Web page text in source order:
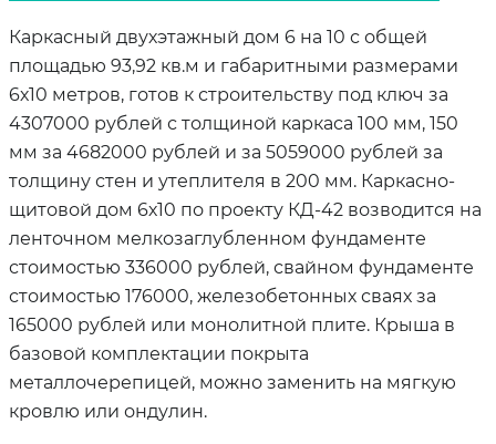
Каркасный двухэтажный дом 6 на 10 с общей
площадью 93,92 кв.м и габаритными размерами
6х10 метров, готов к строительству под ключ за
4307000 рублей с толщиной каркаса 100 мм, 150
мм за 4682000 рублей и за 5059000 рублей за
толщину стен и утеплителя в 200 мм. Каркасно-
щитовой дом 6х10 по проекту КД-42 возводится на
ленточном мелкозаглубленном фундаменте
стоимостью 336000 рублей, свайном фундаменте
стоимостью 176000, железобетонных сваях за
165000 рублей или монолитной плите. Крыша в
базовой комплектации покрыта
металлочерепицей, можно заменить на мягкую
кровлю или ондулин.